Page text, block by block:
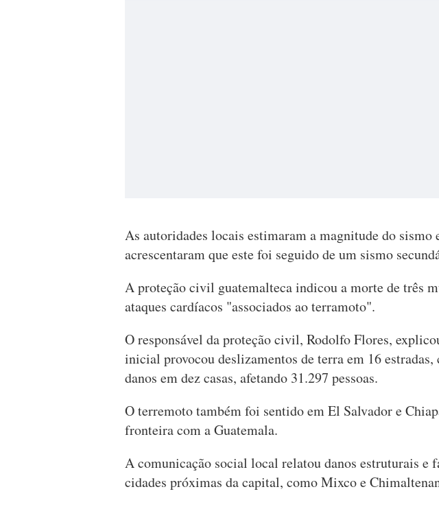
As autoridades locais estimaram a magnitude do sismo
acrescentaram que este foi seguido de um sismo
A proteção civil guatemalteca indicou a morte de três
ataques cardíacos "associados ao terramoto".
O responsável da proteção civil, Rodolfo Flores,
inicial provocou deslizamentos de terra em 16 estradas,
danos em dez casas, afetando 31.297 pessoas.
O terremoto também foi sentido em El Salvador e
fronteira com a Guatemala.
A comunicação social local relatou danos estruturais e
cidades próximas da capital, como Mixco e